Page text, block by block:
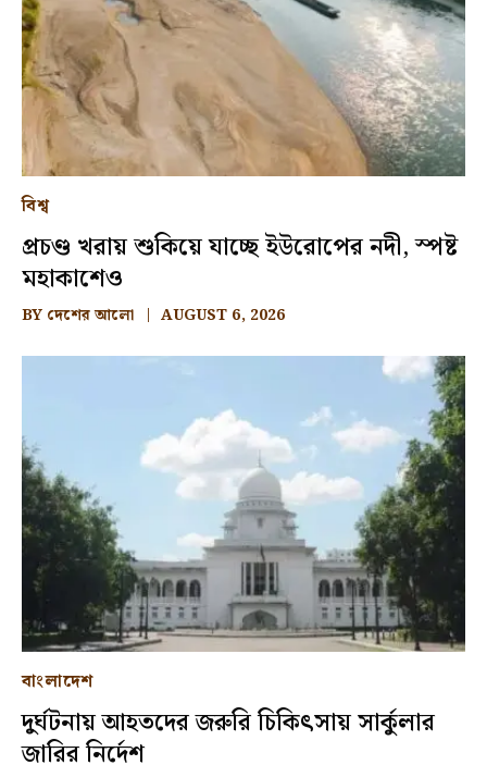
বিশ্ব
প্রচণ্ড খরায় শুকিয়ে যাচ্ছে ইউরোপের নদী, স্পষ্ট
মহাকাশেও
BY দেশের আলো AUGUST 6, 2026
বাংলাদেশ
দুর্ঘটনায় আহতদের জরুরি চিকিৎসায় সার্কুলার
জারির নির্দেশ